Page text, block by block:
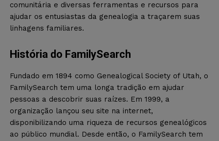
comunitária e diversas ferramentas e recursos para
ajudar os entusiastas da genealogia a traçarem suas
linhagens familiares.
História do FamilySearch
Fundado em 1894 como Genealogical Society of Utah, o
FamilySearch tem uma longa tradição em ajudar
pessoas a descobrir suas raízes. Em 1999, a
organização lançou seu site na internet,
disponibilizando uma riqueza de recursos genealógicos
ao público mundial. Desde então, o FamilySearch tem